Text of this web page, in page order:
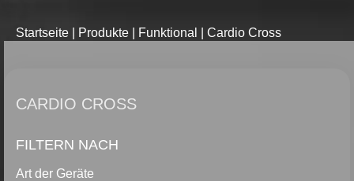
Startseite Produkte Funktional Cardio Cross
CARDIO CROSS
FILTERN NACH
Art der Geräte